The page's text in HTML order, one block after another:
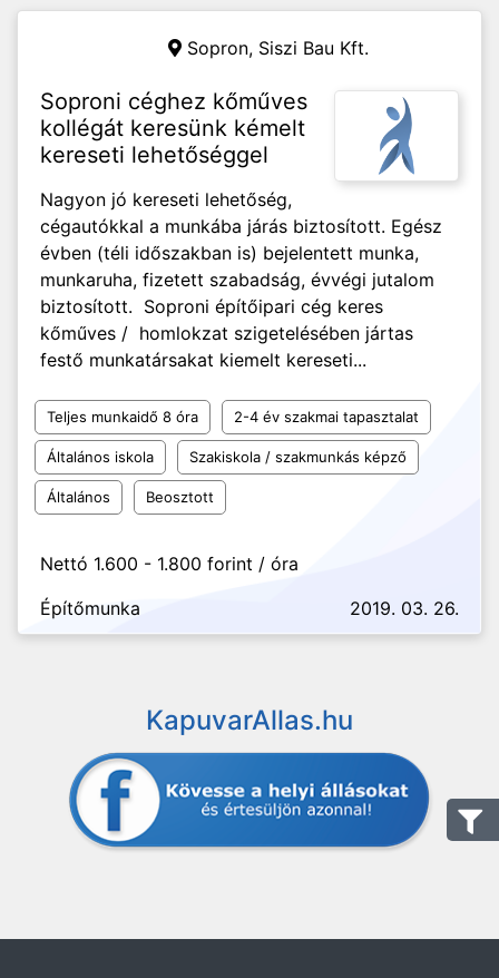
Sopron, Siszi Bau Kft.
Soproni céghez kőműves
kollégát keresünk kémelt
kereseti lehetőséggel
Nagyon jó kereseti lehetőség,
cégautókkal a munkába járás biztosított. Egész
évben (téli időszakban is) bejelentett munka,
munkaruha, fizetett szabadság, évvégi jutalom
biztosított. Soproni építőipari cég keres
kőműves / homlokzat szigetelésében jártas
festő munkatársakat kiemelt kereseti...
Teljes munkaidő 8 óra 2-4 év szakmai tapasztalat
Általános iskola Szakiskola / szakmunkás képző
Általános Beosztott
Nettó 1.600 - 1.800 forint / óra
Építőmunka
2019. 03. 26.
KapuvarAllas.hu